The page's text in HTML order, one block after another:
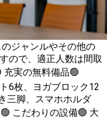
目的にご利用いただけ
ので、適正人数は間取
6枚、ヨガブロック12